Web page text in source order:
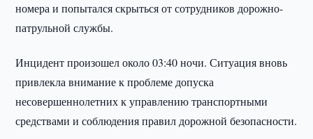
номера и попытался скрыться от сотрудников дорожно-
патрульной службы.
Инцидент произошел около 03:40 ночи. Ситуация вновь
привлекла внимание к проблеме допуска
несовершеннолетних к управлению транспортными
средствами и соблюдения правил дорожной безопасности.